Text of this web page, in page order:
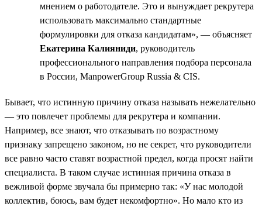
мнением о работодателе. Это и вынуждает рекрутера
использовать максимально стандартные
формулировки для отказа кандидатам», — объясняет
Екатерина Калияниди, руководитель
профессионального направления подбора персонала
в России, ManpowerGroup Russia & CIS.
Бывает, что истинную причину отказа называть нежелательно
— это повлечет проблемы для рекрутера и компании.
Например, все знают, что отказывать по возрастному
признаку запрещено законом, но не секрет, что руководители
все равно часто ставят возрастной предел, когда просят найти
специалиста. В таком случае истинная причина отказа в
вежливой форме звучала бы примерно так: «У нас молодой
коллектив, боюсь, вам будет некомфортно». Но мало кто из